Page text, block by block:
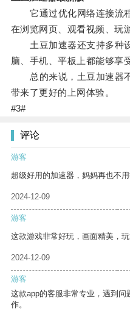
它通过优化网络连接流程
在浏览网页、观看视频、玩
土豆加速器还支持多种
脑、手机、平板上都能够享
总的来说，土豆加速器不
带来了更好的上网体验。
#3#
评论
游客
超级好用的加速器，妈妈再也不
2024-12-09
游客
这款游戏非常好玩，画面精美，玩
2024-12-09
游客
这款app的客服非常专业，遇到
作。